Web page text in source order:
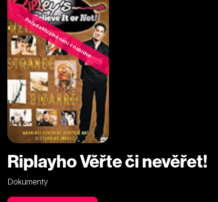
Pořad aktuálně není v nabídce
Riplayho Věřte či nevěřet!
Dokumenty